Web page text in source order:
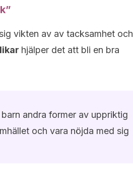
vikten av av tacksamhet och
hjälper det att bli en bra
andra former av uppriktig
och vara nöjda med sig